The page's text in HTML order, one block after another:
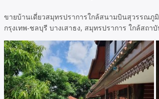
ขายบ้านเดี่ยวสมุทรปราการใกล้สนามบินสุวรรณภูมิ
กรุงเทพ-ชลบุรี บางเสาธง, สมุทรปราการ ใกล้สถา